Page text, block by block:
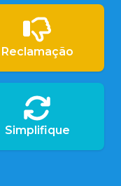
Reclamação
Simplifique